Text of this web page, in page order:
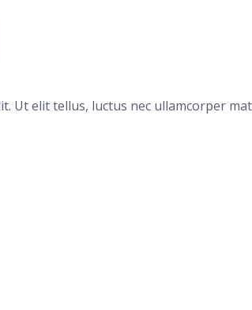
Ut elit tellus, luctus nec ullamcorper